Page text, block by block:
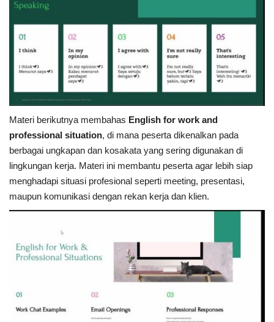
Materi berikutnya membahas English for work and
professional situation, di mana peserta dikenalkan pada
berbagai ungkapan dan kosakata yang sering digunakan di
lingkungan kerja. Materi ini membantu peserta agar lebih siap
menghadapi situasi profesional seperti meeting, presentasi,
maupun komunikasi dengan rekan kerja dan klien.